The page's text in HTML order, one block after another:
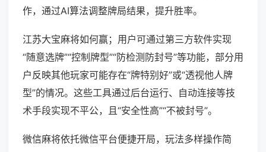
作，通过AI算法调整牌局结果，提升胜率。
江苏大宝麻将如何赢；用户可通过第三方软件实现
“随意选牌”“控制牌型”“防检测防封号”等功能，部分用
户反映其他玩家可能存在“牌特别好”或“透视他人牌
型”的情况。这些工具通过后台运行、自动连接等技
术手段实现不平公，且“安全性高”“不被封号”。
微信麻将依托微信平台便捷开局，玩法多样操作简